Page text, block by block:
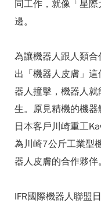
同工作，就像「星
邊。
為讓機器人跟人類
出「機器人皮膚」
器人撞擊，機器人
生。原見精機的機
日本客戶川崎重工
為川崎7公斤工業型
器人皮膚的合作夥伴。
IFR國際機器人聯盟